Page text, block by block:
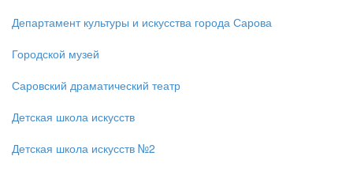
Департамент культуры и искусства города Сарова
Городской музей
Саровский драматический театр
Детская школа искусств
Детская школа искусств №2